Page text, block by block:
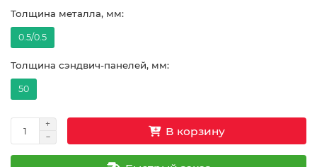
Толщина металла, мм:
0.5/0.5
Толщина сэндвич-панелей, мм:
50
В корзину